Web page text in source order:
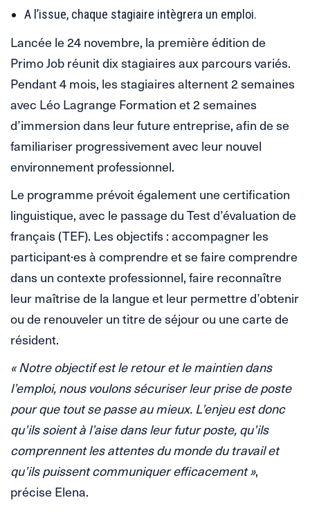
A l’issue, chaque stagiaire intègrera un emploi.
Lancée le 24 novembre, la première édition de
Primo Job réunit dix stagiaires aux parcours variés.
Pendant 4 mois, les stagiaires alternent 2 semaines
avec Léo Lagrange Formation et 2 semaines
d’immersion dans leur future entreprise, afin de se
familiariser progressivement avec leur nouvel
environnement professionnel.
Le programme prévoit également une certification
linguistique, avec le passage du Test d’évaluation de
français (TEF). Les objectifs : accompagner les
participant·es à comprendre et se faire comprendre
dans un contexte professionnel, faire reconnaître
leur maîtrise de la langue et leur permettre d’obtenir
ou de renouveler un titre de séjour ou une carte de
résident.
« Notre objectif est le retour et le maintien dans
l’emploi, nous voulons sécuriser leur prise de poste
pour que tout se passe au mieux. L’enjeu est donc
qu’ils soient à l’aise dans leur futur poste, qu’ils
comprennent les attentes du monde du travail et
qu’ils puissent communiquer efficacement »,
précise Elena.